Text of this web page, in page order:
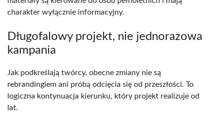
charakter wyłącznie informacyjny.
Długofalowy projekt, nie jednorazowa
kampania
Jak podkreślają twórcy, obecne zmiany nie są
rebrandingiem ani próbą odcięcia się od przeszłości. To
logiczna kontynuacja kierunku, który projekt realizuje od
lat.